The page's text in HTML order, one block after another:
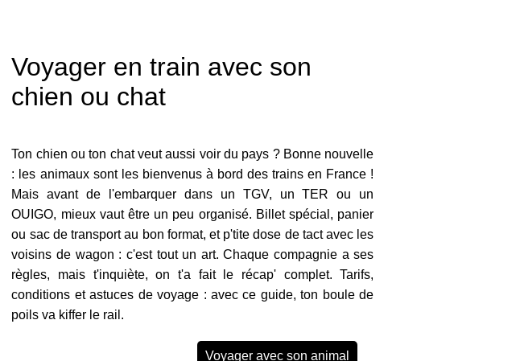
Voyager en train avec son
chien ou chat
Ton chien ou ton chat veut aussi voir du pays ? Bonne nouvelle
: les animaux sont les bienvenus à bord des trains en France !
Mais avant de l'embarquer dans un TGV, un TER ou un
OUIGO, mieux vaut être un peu organisé. Billet spécial, panier
ou sac de transport au bon format, et p'tite dose de tact avec les
voisins de wagon : c'est tout un art. Chaque compagnie a ses
règles, mais t'inquiète, on t'a fait le récap' complet. Tarifs,
conditions et astuces de voyage : avec ce guide, ton boule de
poils va kiffer le rail.
Voyager avec son animal